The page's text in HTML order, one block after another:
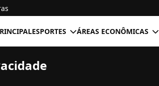
ESPORTES ÁREAS ECONÔMICAS